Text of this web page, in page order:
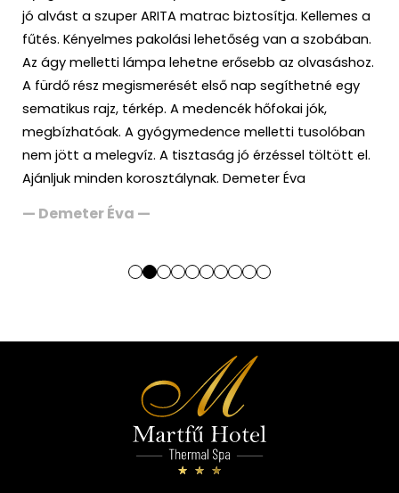
jó alvást a szuper ARITA matrac biztosítja. Kellemes a
fűtés. Kényelmes pakolási lehetőség van a szobában.
Az ágy melletti lámpa lehetne erősebb az olvasáshoz.
A fürdő rész megismerését első nap segíthetné egy
sematikus rajz, térkép. A medencék hőfokai jók,
megbízhatóak. A gyógymedence melletti tusolóban
nem jött a melegvíz. A tisztaság jó érzéssel töltött el.
Ajánljuk minden korosztálynak. Demeter Éva
— Demeter Éva —